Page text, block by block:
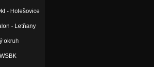
- Holešovice
- Letňany
okruh